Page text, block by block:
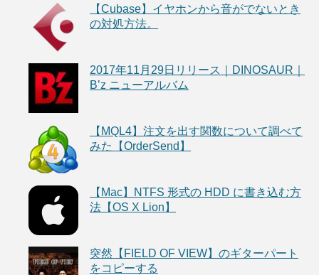
【Cubase】イヤホンから音がでないとき
の対処方法。
2017年11月29日リリース｜DINOSAUR｜
B’z ニューアルバム
【MQL4】注文を出す関数について調べて
みた【OrderSend】
【Mac】NTFS 形式の HDD に書き込む方
法【OS X Lion】
突然【FIELD OF VIEW】のギターパート
をコピーする